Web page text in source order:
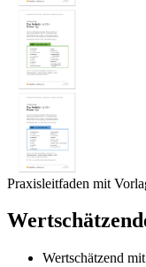
Praxisleitfaden mit
Wertschätzend